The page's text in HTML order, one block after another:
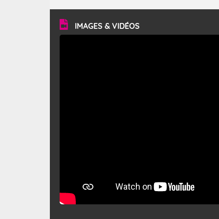
vitesse moyenne de 50 km/h et atteindre 80 à 100 km/h
en rafales, parfois davantage. Il parcourt la basse vallée
du Rhône et la Provence et envahit le littoral
méditerranéen à partir de la Camargue.
IMAGES & VIDÉOS